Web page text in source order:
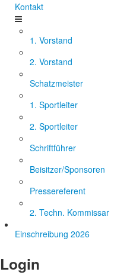
Kontakt
1. Vorstand
2. Vorstand
Schatzmeister
1. Sportleiter
2. Sportleiter
Schriftführer
Beisitzer/Sponsoren
Pressereferent
2. Techn. Kommissar
Einschreibung 2026
Login